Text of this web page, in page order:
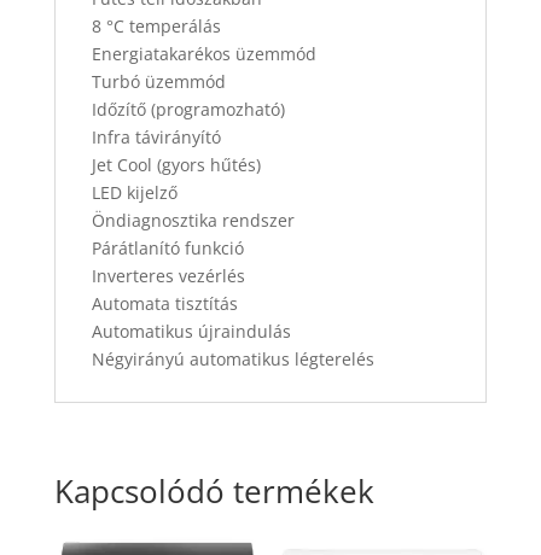
8 °C temperálás
Energiatakarékos üzemmód
Turbó üzemmód
Időzítő (programozható)
Infra távirányító
Jet Cool (gyors hűtés)
LED kijelző
Öndiagnosztika rendszer
Párátlanító funkció
Inverteres vezérlés
Automata tisztítás
Automatikus újraindulás
Négyirányú automatikus légterelés
Kapcsolódó termékek